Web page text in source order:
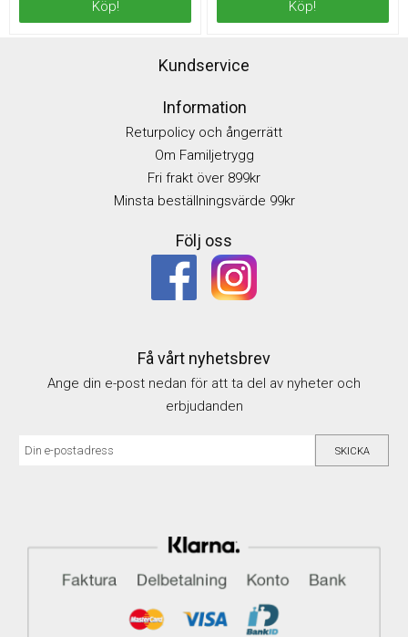
Köp! Köp!
Kundservice
Information
Returpolicy och ångerrätt
Om Familjetrygg
Fri frakt över 899kr
Minsta beställningsvärde 99kr
Följ oss
Få vårt nyhetsbrev
Ange din e-post nedan för att ta del av nyheter och
erbjudanden
SKICKA